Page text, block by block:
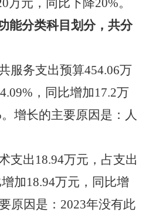
万元，同比下降20%。
能分类科目划分，共分
服务支出预算454.06万
%，同比增加17.2万
增长的主要原因是： 人
支出 18.94万元 ， 占支出
增加18.94万元，同比增
原因是： 2023年没有此